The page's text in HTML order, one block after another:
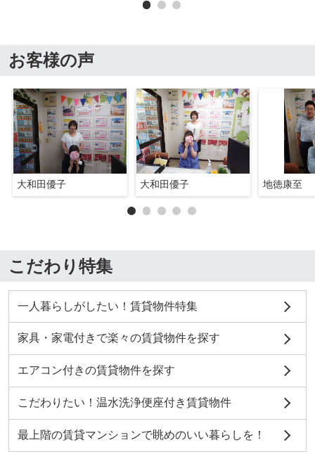
お客様の声
大和田優子 大和田優子 地徳康至
こだわり特集
一人暮らしがしたい！賃貸物件特集
家具・家電付きで楽々の賃貸物件を探す
エアコン付きの賃貸物件を探す
こだわりたい！温水洗浄便座付き賃貸物件
最上階の賃貸マンションで眺めのいい暮らしを！